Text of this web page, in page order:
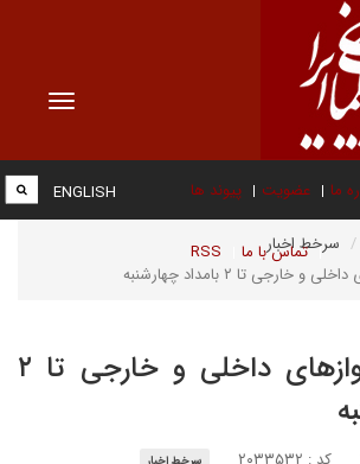
Toggle
ما عضویت پیوند ها
تماس با ما RSS
ENGLISH
سرخط اخبار
تا ۲ بامداد چهارشنبه
تمدید لغو پروازهای داخلی و خارجی تا ۲